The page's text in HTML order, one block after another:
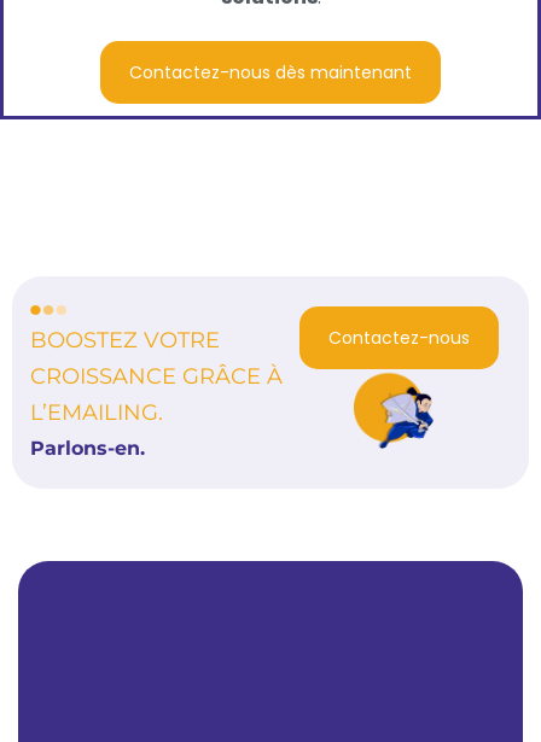
Contactez-nous dès maintenant
BOOSTEZ VOTRE
CROISSANCE GRÂCE À
L’EMAILING.
Parlons-en.
Contactez-nous